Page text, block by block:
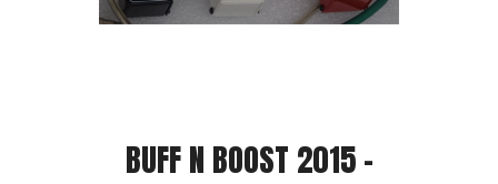
BUFF N BOOST 2015 -